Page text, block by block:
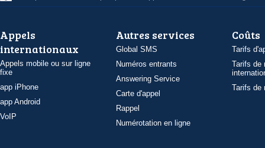
Appels
internationaux
Appels mobile ou sur ligne
fixe
app iPhone
app Android
VoIP
Autres services
Global SMS
Numéros entrants
Answering Service
Carte d'appel
Rappel
Numérotation en ligne
Coûts
Tarifs
Tarifs de
Tarifs de